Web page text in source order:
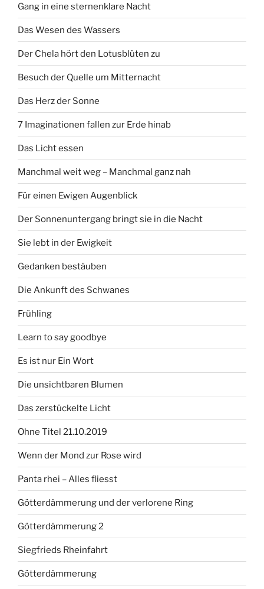
Gang in eine sternenklare Nacht
Das Wesen des Wassers
Der Chela hört den Lotusblüten zu
Besuch der Quelle um Mitternacht
Das Herz der Sonne
7 Imaginationen fallen zur Erde hinab
Das Licht essen
Manchmal weit weg – Manchmal ganz nah
Für einen Ewigen Augenblick
Der Sonnenuntergang bringt sie in die Nacht
Sie lebt in der Ewigkeit
Gedanken bestäuben
Die Ankunft des Schwanes
Frühling
Learn to say goodbye
Es ist nur Ein Wort
Die unsichtbaren Blumen
Das zerstückelte Licht
Ohne Titel 21.10.2019
Wenn der Mond zur Rose wird
Panta rhei – Alles fliesst
Götterdämmerung und der verlorene Ring
Götterdämmerung 2
Siegfrieds Rheinfahrt
Götterdämmerung